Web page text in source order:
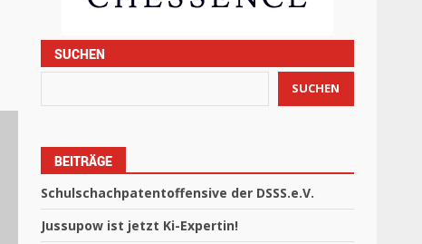
SUCHEN
SUCHEN
BEITRÄGE
Schulschachpatentoffensive der DSSS.e.V.
Jussupow ist jetzt Ki-Expertin!